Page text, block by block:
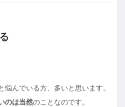
悩んでいる方、多いと思います。
のは当然のことなのです。